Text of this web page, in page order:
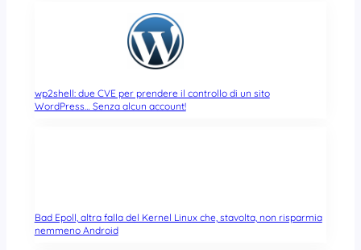
wp2shell: due CVE per prendere il controllo di un sito
WordPress… Senza alcun account!
Bad Epoll, altra falla del Kernel Linux che, stavolta, non risparmia
nemmeno Android